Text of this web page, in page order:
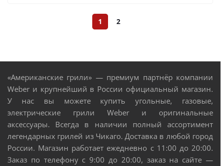
1 2
«Американские грили» — премиум партнёр компании
Weber и крупнейший в России официальный магазин.
У нас вы можете купить угольные, газовые,
электрические грили Weber и оригинальные
аксессуары. Всегда в наличии полный ассортимент
легендарных грилей из Чикаго. Доставка в любой город
России. Магазин работает ежедневно с 11:00 до 20:00.
Заказ по телефону с 9:00 до 20:00, заказ на сайте —